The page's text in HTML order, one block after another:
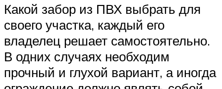
Какой забор из ПВХ выбрать для
своего участка, каждый его
владелец решает самостоятельно.
В одних случаях необходим
прочный и глухой вариант, а иногда